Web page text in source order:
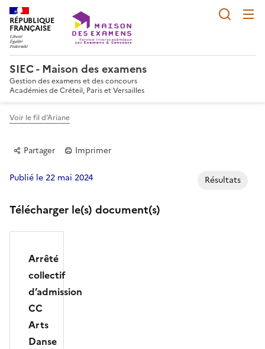
RÉPUBLIQUE
FRANÇAISE
SIEC - Maison des examens
Gestion des examens et des concours
Académies de Créteil, Paris et Versailles
Voir le fil d’Ariane
Partager Imprimer
Partager sur Facebook
Partager sur Twitter
Partager sur LinkedIn
Partager par email
Publié le 22 mai 2024 Résultats
Télécharger le(s) document(s)
Arrêté
collectif
d’admission
CC
Arts
Danse